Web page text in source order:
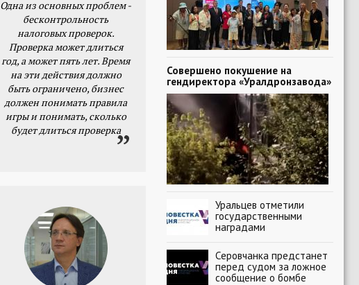
Одна из основных проблем -
бесконтрольность
налоговых проверок.
Проверка может длиться
год, а может пять лет. Время
на эти действия должно
быть ограничено, бизнес
должен понимать правила
игры и понимать, сколько
будет длиться проверка
Совершено покушение на
гендиректора «Уралдронзавода»
Уральцев отметили
государственными
наградами
Серовчанка предстанет
перед судом за ложное
сообщение о бомбе